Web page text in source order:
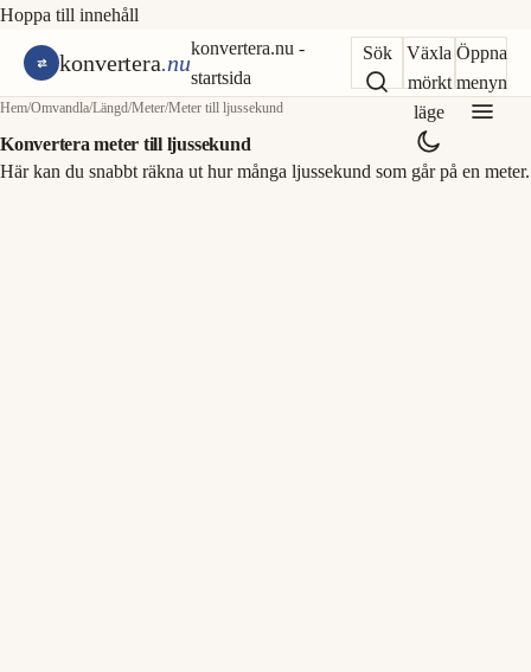
Hoppa till innehåll
konvertera.nu
konvertera.nu -
startsida
Sök
Växla
mörkt
läge
Öppna
menyn
Hem/Omvandla/Längd/Meter/Meter till ljussekund
Konvertera meter till ljussekund
Här kan du snabbt räkna ut hur många ljussekund som går på en meter.